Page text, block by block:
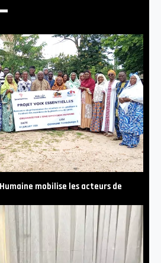
mobilise les acteurs de